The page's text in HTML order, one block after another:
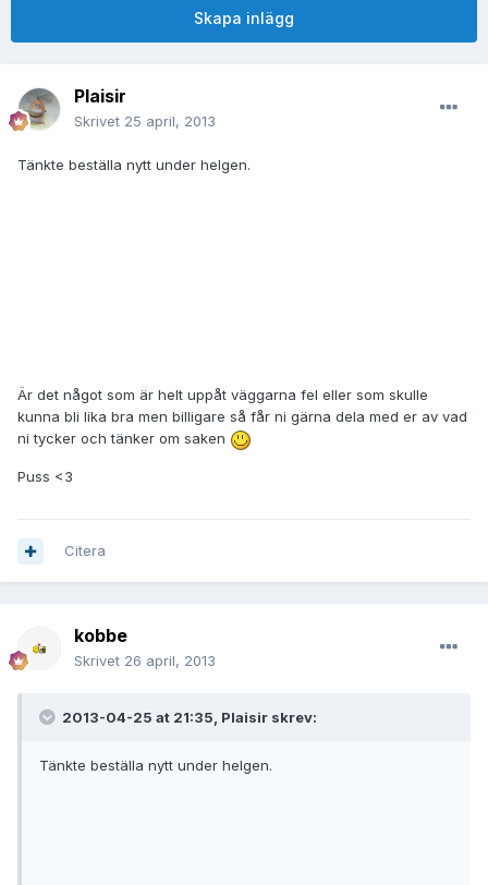
Skapa inlägg
Plaisir
Skrivet 25 april, 2013
Tänkte beställa nytt under helgen.
Är det något som är helt uppåt väggarna fel eller som skulle
kunna bli lika bra men billigare så får ni gärna dela med er av vad
ni tycker och tänker om saken
Puss <3
Citera
kobbe
Skrivet 26 april, 2013
2013-04-25 at 21:35, Plaisir skrev:
Tänkte beställa nytt under helgen.